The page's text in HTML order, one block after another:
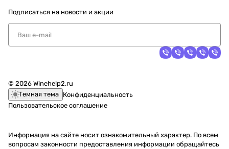
Подписаться на новости и акции
© 2026 Winehelp2.ru
Темная тема Конфиденциальность
Пользовательское соглашение
Информация на сайте носит ознакомительный характер. По всем
вопросам законности предоставления информации обращайтесь